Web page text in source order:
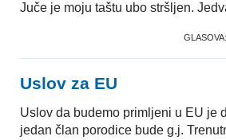
Juče je moju taštu ubo stršljen.
GLASOVA:
Uslov za EU
Uslov da budemo primljeni u EU je
jedan član porodice bude g.j.